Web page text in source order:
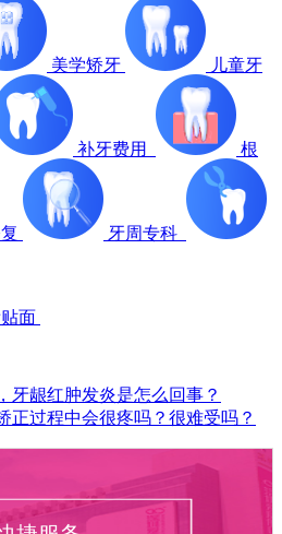
美学矫牙 儿童牙
补牙费用 根
牙周专科
面
牙龈红肿发炎是怎么回事？
正过程中会很疼吗？很难受吗？